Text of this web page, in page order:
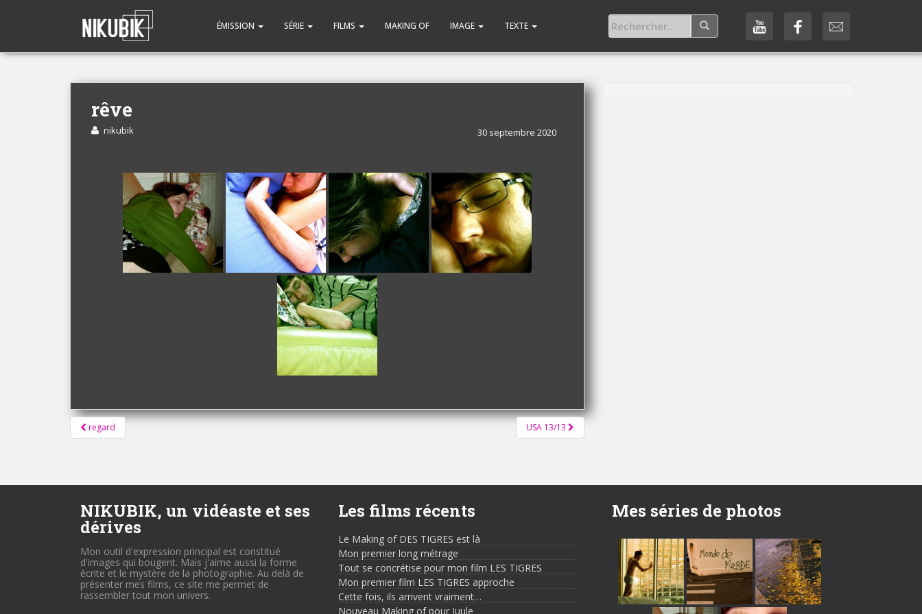
ÉMISSION SÉRIE FILMS MAKING OF IMAGE TEXTE
rêve
30 septembre 2020
nikubik
Pagination
d'article
regard USA 13/13
NIKUBIK, un vidéaste et ses
dérives
Mon outil d'expression principal est constitué
d'images qui bougent. Mais j'aime aussi la forme
écrite et le mystère de la photographie. Au delà de
présenter mes films, ce site me permet de
rassembler tout mon univers.
Les films récents
Le Making of DES TIGRES est là
Mon premier long métrage
Tout se concrétise pour mon film LES TIGRES
Mon premier film LES TIGRES approche
Cette fois, ils arrivent vraiment…
Nouveau Making of pour Juule
Mes séries de photos